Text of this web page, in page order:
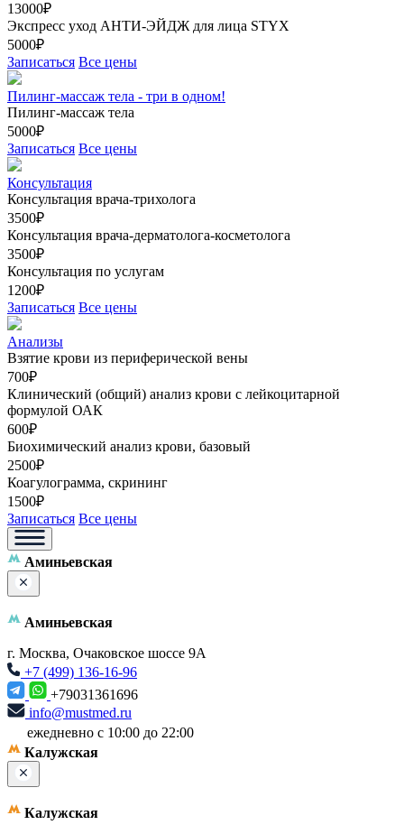
13000₽
Экспресс уход АНТИ-ЭЙДЖ для лица STYX
5000₽
Записаться Все цены
Пилинг-массаж тела - три в одном!
Пилинг-массаж тела
5000₽
Записаться Все цены
Консультация
Консультация врача-трихолога
3500₽
Консультация врача-дерматолога-косметолога
3500₽
Консультация по услугам
1200₽
Записаться Все цены
Анализы
Взятие крови из периферической вены
700₽
Клинический (общий) анализ крови с лейкоцитарной
формулой ОАК
600₽
Биохимический анализ крови, базовый
2500₽
Коагулограмма, скрининг
1500₽
Записаться Все цены
Аминьевская
Аминьевская
г. Москва, Очаковское шоссе 9А
+7 (499) 136-16-96
+79031361696
info@mustmed.ru
ежедневно с 10:00 до 22:00
Калужская
Калужская